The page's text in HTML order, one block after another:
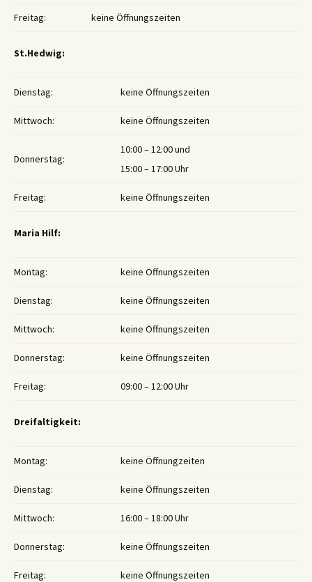
Freitag: keine Öffnungszeiten
St.Hedwig:
Dienstag: keine Öffnungszeiten
Mittwoch: keine Öffnungszeiten
Donnerstag:
10:00 – 12:00 und
15:00 – 17:00 Uhr
Freitag: keine Öffnungszeiten
Maria Hilf:
Montag: keine Öffnungszeiten
Dienstag: keine Öffnungszeiten
Mittwoch: keine Öffnungszeiten
Donnerstag: keine Öffnungszeiten
Freitag: 09:00 – 12:00 Uhr
Dreifaltigkeit:
Montag: keine Öffnungzeiten
Dienstag: keine Öffnungszeiten
Mittwoch: 16:00 – 18:00 Uhr
Donnerstag: keine Öffnungszeiten
Freitag: keine Öffnungszeiten